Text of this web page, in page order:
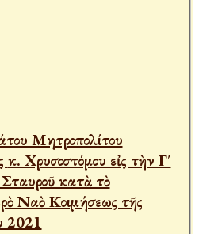
Μητροπολίτου
κατὰ τὸ
Ναὸ Κοιμήσεως τῆς
2021